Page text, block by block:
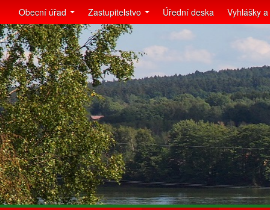
Obecní úřad Zastupitelstvo Úřední deska Vyhlášky